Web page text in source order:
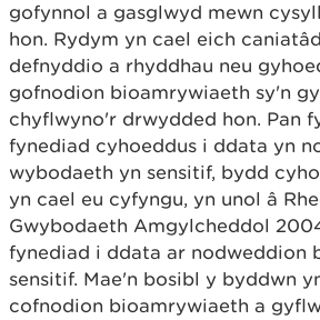
gofynnol a gasglwyd mewn
hon. Rydym yn cael eich
defnyddio a rhyddhau neu
gofnodion bioamrywiaeth sy'n
chyflwyno'r drwydded hon. Pan
fynediad cyhoeddus i ddata yn
wybodaeth yn sensitif, bydd
yn cael eu cyfyngu, yn unol â
Gwybodaeth Amgylcheddol
fynediad i ddata ar nodweddion
sensitif. Mae'n bosibl y byddwn
cofnodion bioamrywiaeth a